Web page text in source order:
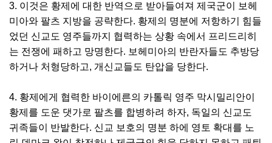
3. 이것은 황제에 대한 반역으로 받아들여져 제국군이 보헤
미아와 팔츠 지방을 공략한다. 황제의 명분에 저항하기 힘들
었던 신교도 영주들까지 협력하는 상황 속에서 프리드리히
는 전쟁에 패하고 망명한다. 보헤미아의 반란자들도 추방당
하거나 처형당하고, 개신교들도 탄압을 당한다.
4. 황제에게 협력한 바이에른의 카톨릭 영주 막시밀리안이
황제를 도운 댓가로 팔츠를 합병하려 하자, 독일의 신교도
귀족들이 반발한다. 신교 보호의 명분 하에 영토 확대를 노